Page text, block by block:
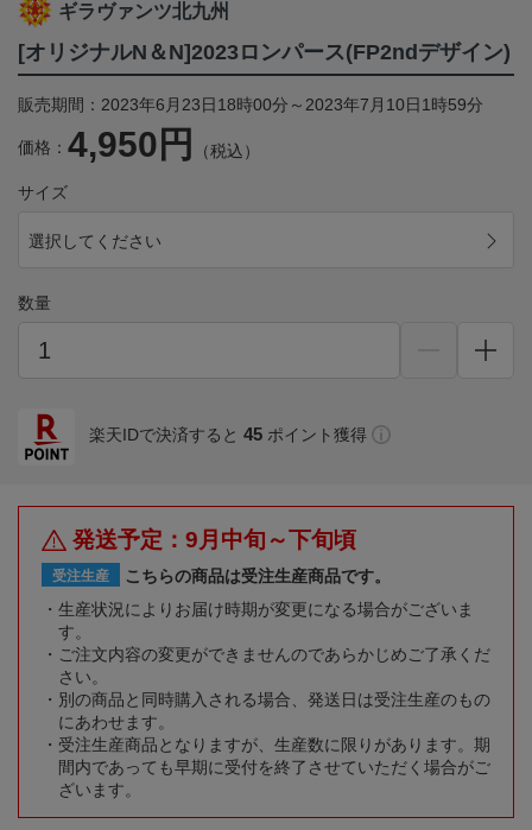
ギラヴァンツ北九州
[オリジナルN＆N]2023ロンパース(FP2ndデザイン)
販売期間：2023年6月23日18時00分～2023年7月10日1時59分
価格： 4,950円 （税込）
サイズ
選択してください
数量
楽天IDで決済すると 45 ポイント獲得
発送予定：9月中旬～下旬頃
受注生産
こちらの商品は受注生産商品です。
生産状況によりお届け時期が変更になる場合がございま
す。
ご注文内容の変更ができませんのであらかじめご了承くだ
さい。
別の商品と同時購入される場合、発送日は受注生産のもの
にあわせます。
受注生産商品となりますが、生産数に限りがあります。期
間内であっても早期に受付を終了させていただく場合がご
ざいます。